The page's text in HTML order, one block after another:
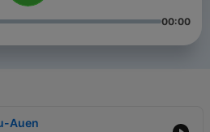
00:00
Auen